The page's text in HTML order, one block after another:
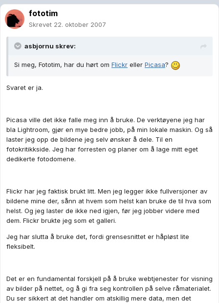
fototim
Skrevet 22. oktober 2007
asbjornu skrev:
Si meg, Fototim, har du hørt om Flickr eller Picasa?
Svaret er ja.
Picasa ville det ikke falle meg inn å bruke. De verktøyene jeg har
bla Lightroom, gjør en mye bedre jobb, på min lokale maskin. Og så
laster jeg opp de bildene jeg selv ønsker å dele. Til en
fotokritikkside. Jeg har forresten og planer om å lage mitt eget
dedikerte fotodomene.
Flickr har jeg faktisk brukt litt. Men jeg legger ikke fullversjoner av
bildene mine der, sånn at hvem som helst kan bruke de til hva som
helst. Og jeg laster de ikke ned igjen, før jeg jobber videre med
dem. Flickr brukte jeg som et galleri.
Jeg har slutta å bruke det, fordi grensesnittet er håpløst lite
fleksibelt.
Det er en fundamental forskjell på å bruke webtjenester for visning
av bilder på nettet, og å gi fra seg kontrollen på selve råmaterialet.
Du ser sikkert at det handler om atskillig mere data, men det